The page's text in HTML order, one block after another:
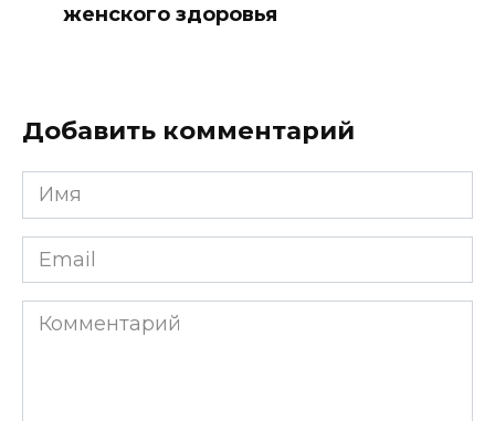
женского здоровья
Добавить комментарий
Имя
*
Email
*
Комментарий